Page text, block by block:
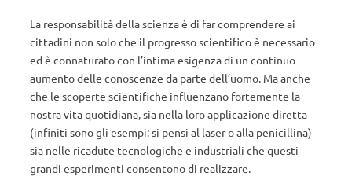
La responsabilità della scienza è di far comprendere ai
cittadini non solo che il progresso scientifico è necessario
ed è connaturato con l’intima esigenza di un continuo
aumento delle conoscenze da parte dell’uomo. Ma anche
che le scoperte scientifiche influenzano fortemente la
nostra vita quotidiana, sia nella loro applicazione diretta
(infiniti sono gli esempi: si pensi al laser o alla penicillina)
sia nelle ricadute tecnologiche e industriali che questi
grandi esperimenti consentono di realizzare.